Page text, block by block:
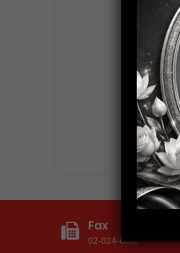
Fax
02-024-6602